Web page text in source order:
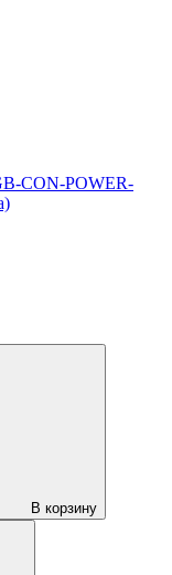
CON-POWER-
В корзину